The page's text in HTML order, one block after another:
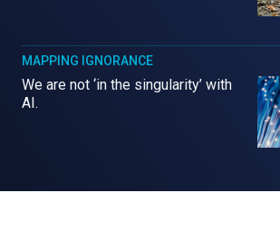
MAPPING IGNORANCE
We are not ‘in the singularity’ with
AI.